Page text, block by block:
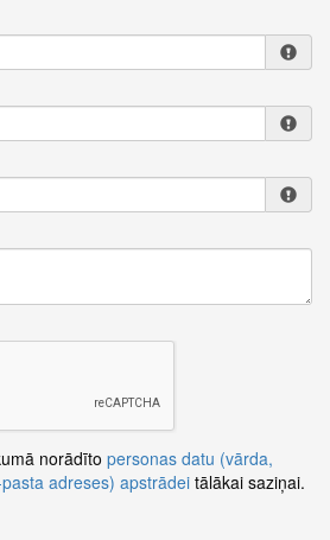
norādīto personas datu (vārda,
adreses) apstrādei tālākai saziņai.